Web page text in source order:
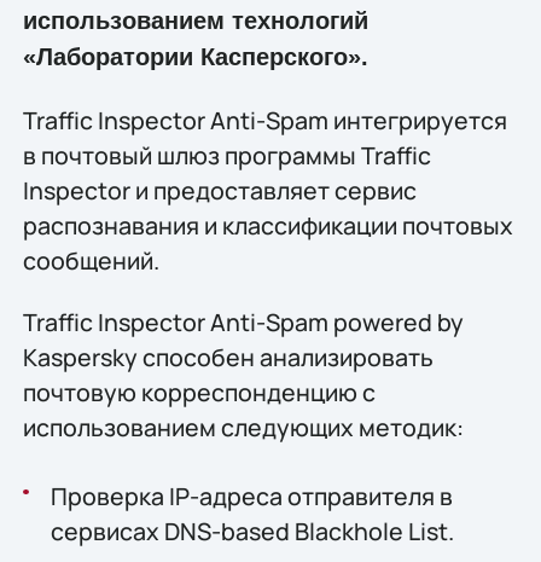
использованием технологий
«Лаборатории Касперского».
Traffic Inspector Anti-Spam интегрируется
в почтовый шлюз программы Traffic
Inspector и предоставляет сервис
распознавания и классификации почтовых
сообщений.
Traffic Inspector Anti-Spam powered by
Kaspersky способен анализировать
почтовую корреспонденцию с
использованием следующих методик:
Проверка IP-адреса отправителя в
сервисах DNS-based Blackhole List.